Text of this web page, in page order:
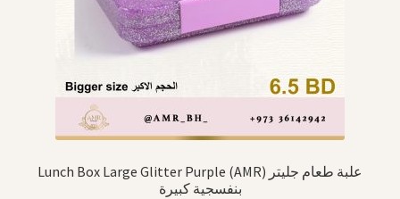
Lunch Box Large Glitter Purple (AMR) علبة طعام جليتر
بنفسجية كبيرة